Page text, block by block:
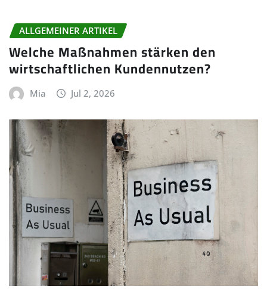
ALLGEMEINER ARTIKEL
Welche Maßnahmen stärken den
wirtschaftlichen Kundennutzen?
Mia Jul 2, 2026